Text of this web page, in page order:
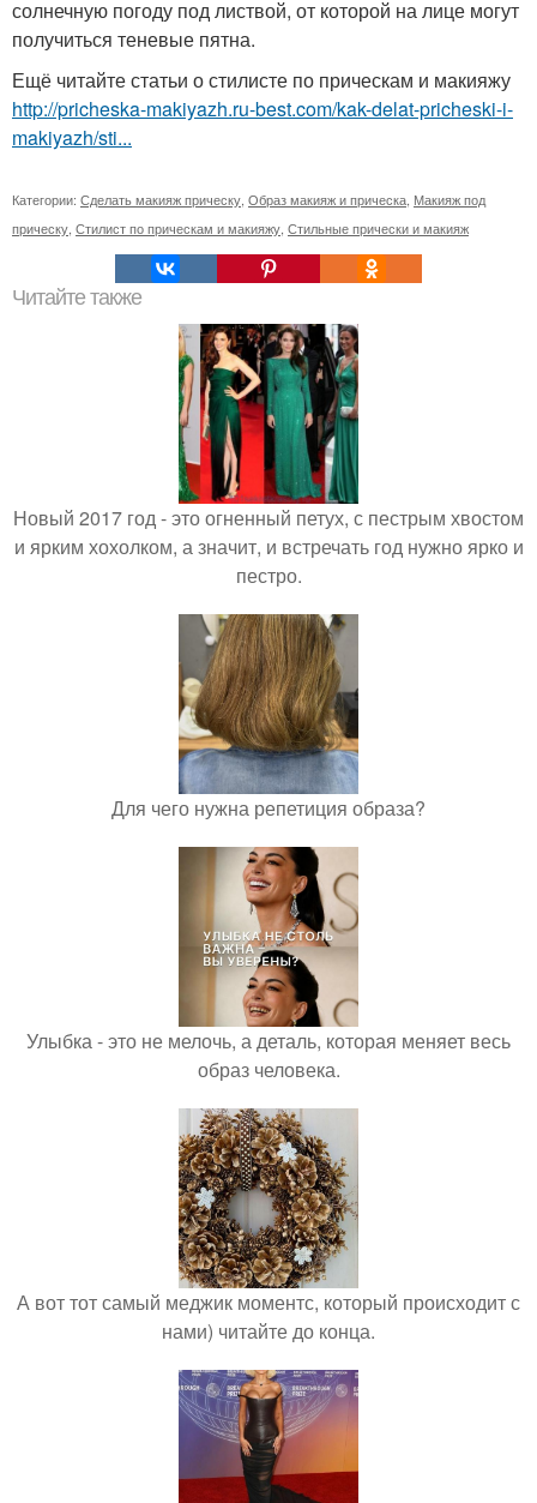
солнечную погоду под листвой, от которой на лице могут
получиться теневые пятна.
Ещё читайте статьи о стилисте по прическам и макияжу
http://pricheska-makiyazh.ru-best.com/kak-delat-pricheski-i-
makiyazh/sti...
Категории: Сделать макияж прическу Образ макияж и прическа Макияж под
прическу Стилист по прическам и макияжу Стильные прически и макияж
Читайте также
Новый 2017 год - это огненный петух, с пестрым хвостом
и ярким хохолком, а значит, и встречать год нужно ярко и
пестро.
Для чего нужна репетиция образа?
Улыбка - это не мелочь, а деталь, которая меняет весь
образ человека.
А вот тот самый меджик моментс, который происходит с
нами) читайте до конца.